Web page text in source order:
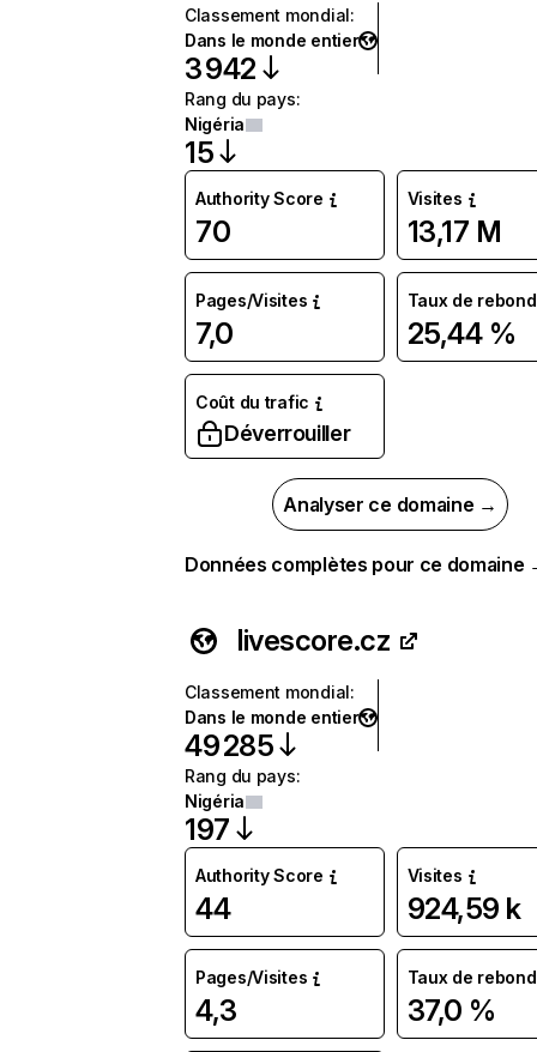
Classement mondial:
Dans le monde entier
3 942
Rang du pays:
Nigéria
15
Authority Score
70
Visites
13,17 M
Pages/Visites
7,0
Taux de rebond
25,44 %
Coût du trafic
Déverrouiller
Analyser ce domaine →
Données complètes pour ce domaine
livescore.cz
Classement mondial:
Dans le monde entier
49 285
Rang du pays:
Nigéria
197
Authority Score
44
Visites
924,59 k
Pages/Visites
4,3
Taux de rebond
37,0 %